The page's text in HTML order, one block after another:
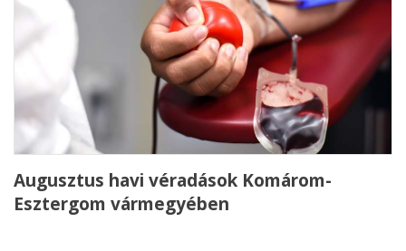
Augusztus havi véradások Komárom-
Esztergom vármegyében